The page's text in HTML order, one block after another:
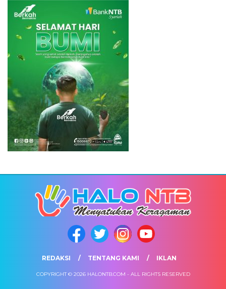
REDAKSI TENTANG KAMI IKLAN
COPYRIGHT © 2026 HALONTB.COM - ALL RIGHTS RESERVED